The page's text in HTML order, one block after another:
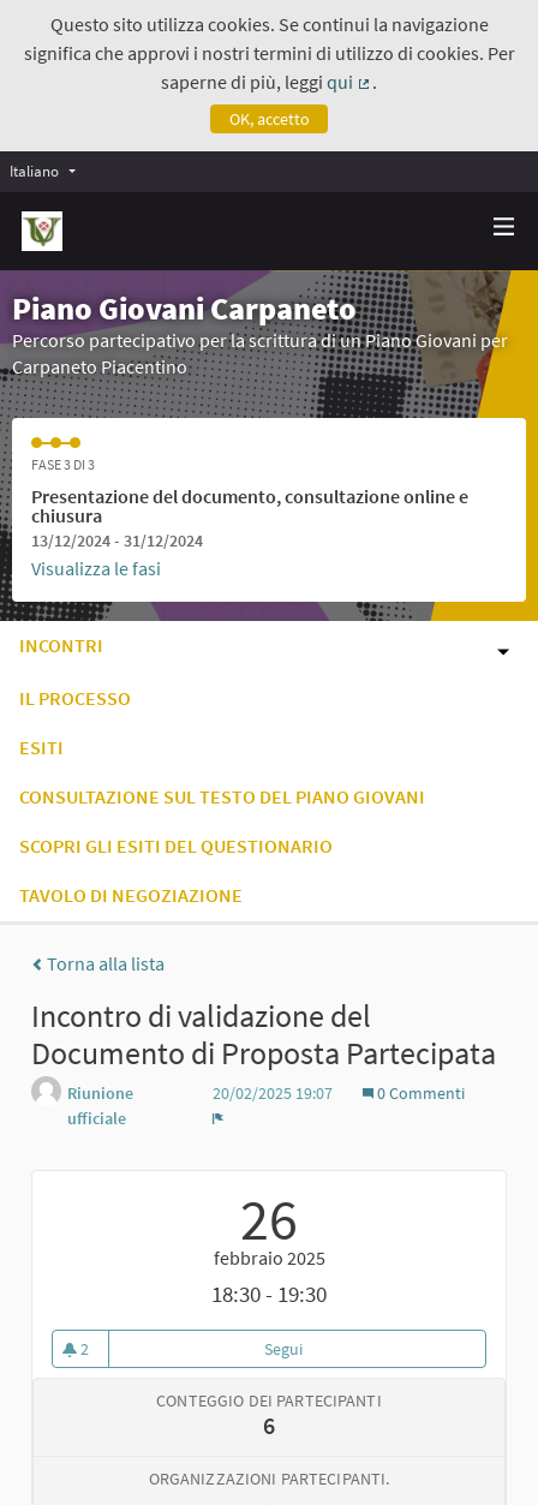
Questo sito utilizza cookies. Se continui la navigazione
significa che approvi i nostri termini di utilizzo di cookies. Per
saperne di più, leggiqui
.
OK, accetto
Italiano
Piano Giovani Carpaneto
Percorso partecipativo per la scrittura di un Piano Giovani per
Carpaneto Piacentino
FASE 3 DI 3
Presentazione del documento, consultazione online e
chiusura
13/12/2024 - 31/12/2024
Visualizza le fasi
INCONTRI
IL PROCESSO
ESITI
CONSULTAZIONE SUL TESTO DEL PIANO GIOVANI
SCOPRI GLI ESITI DEL QUESTIONARIO
TAVOLO DI NEGOZIAZIONE
Torna alla lista
Incontro di validazione del
Documento di Proposta Partecipata
Riunione
ufficiale
20/02/2025 19:07
0 Commenti
26
febbraio 2025
18:30 - 19:30
2
2 sostenitori
Segui
CONTEGGIO DEI PARTECIPANTI
6
ORGANIZZAZIONI PARTECIPANTI.